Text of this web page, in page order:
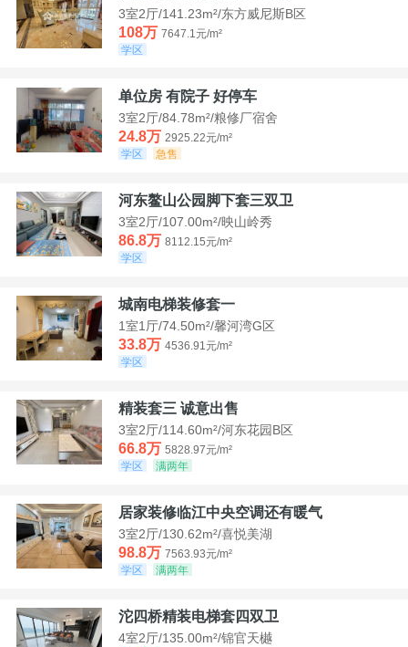
3室2厅/141.23m²/东方威尼斯B区
108万 7647.1元/m²
学区
单位房 有院子 好停车
3室2厅/84.78m²/粮修厂宿舍
24.8万 2925.22元/m²
学区
急售
河东鳌山公园脚下套三双卫
3室2厅/107.00m²/映山岭秀
86.8万 8112.15元/m²
学区
城南电梯装修套一
1室1厅/74.50m²/馨河湾G区
33.8万 4536.91元/m²
学区
精装套三 诚意出售
3室2厅/114.60m²/河东花园B区
66.8万 5828.97元/m²
学区
满两年
居家装修临江中央空调还有暖气
3室2厅/130.62m²/喜悦美湖
98.8万 7563.93元/m²
学区
满两年
沱四桥精装电梯套四双卫
4室2厅/135.00m²/锦官天樾